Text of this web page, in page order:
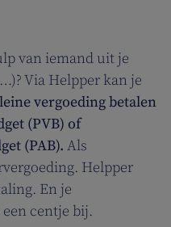
van iemand uit je
Via Helpper kan je
vergoeding betalen
(PVB) of
(PAB). Als
Helpper
En je
centje bij.